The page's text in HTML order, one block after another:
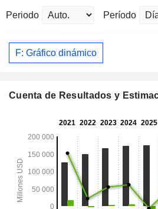
Periodo Período
F: Gráfico dinámico
Cuenta de Resultados y